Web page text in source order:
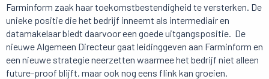
Farminform zaak haar toekomstbestendigheid te versterken. De
unieke positie die het bedrijf inneemt als intermediair en
datamakelaar biedt daarvoor een goede uitgangspositie. De
nieuwe Algemeen Directeur gaat leidinggeven aan Farminform en
een nieuwe strategie neerzetten waarmee het bedrijf niet alleen
future-proof blijft, maar ook nog eens flink kan groeien.